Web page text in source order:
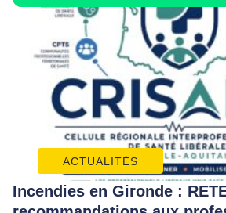
WEBINAIRES
Soignants : tous